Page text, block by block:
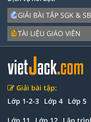
GIẢI BÀI TẬP SGK &
TÀI LIỆU GIÁO VIÊN
Giải bài tập:
Lớp 1-2-3 Lớp 4 Lớp 5